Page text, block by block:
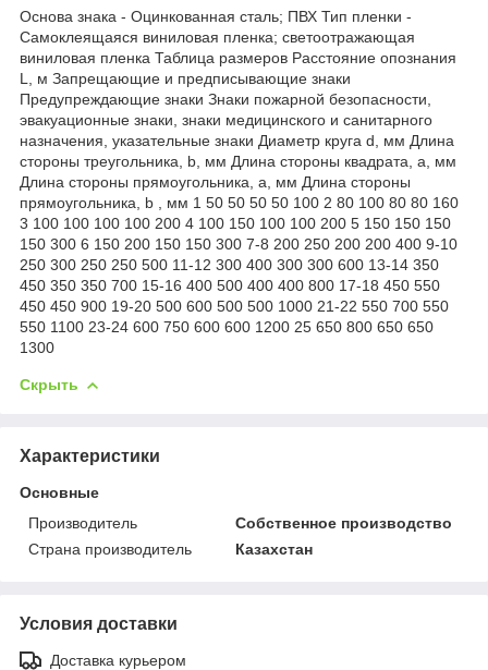
Основа знака - Оцинкованная сталь; ПВХ Тип пленки -
Самоклеящаяся виниловая пленка; светоотражающая
виниловая пленка Таблица размеров Расстояние опознания
L, м Запрещающие и предписывающие знаки
Предупреждающие знаки Знаки пожарной безопасности,
эвакуационные знаки, знаки медицинского и санитарного
назначения, указательные знаки Диаметр круга d, мм Длина
стороны треугольника, b, мм Длина стороны квадрата, а, мм
Длина стороны прямоугольника, а, мм Длина стороны
прямоугольника, b , мм 1 50 50 50 50 100 2 80 100 80 80 160
3 100 100 100 100 200 4 100 150 100 100 200 5 150 150 150
150 300 6 150 200 150 150 300 7-8 200 250 200 200 400 9-10
250 300 250 250 500 11-12 300 400 300 300 600 13-14 350
450 350 350 700 15-16 400 500 400 400 800 17-18 450 550
450 450 900 19-20 500 600 500 500 1000 21-22 550 700 550
550 1100 23-24 600 750 600 600 1200 25 650 800 650 650
1300
Скрыть
Характеристики
Основные
Производитель
Собственное производство
Страна производитель
Казахстан
Условия доставки
Доставка курьером